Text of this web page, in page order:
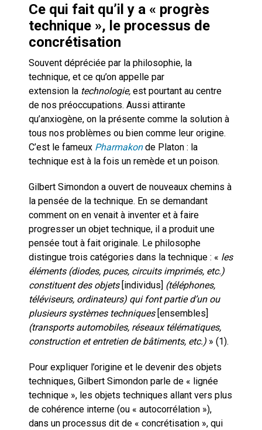
Ce qui fait qu’il y a « progrès
technique », le processus de
concrétisation
Souvent dépréciée par la philosophie, la
technique, et ce qu’on appelle par
extension la technologie, est pourtant au centre
de nos préoccupations. Aussi attirante
qu’anxiogène, on la présente comme la solution à
tous nos problèmes ou bien comme leur origine.
C’est le fameux Pharmakonde Platon : la
technique est à la fois un remède et un poison.
Gilbert Simondon a ouvert de nouveaux chemins à
la pensée de la technique. En se demandant
comment on en venait à inventer et à faire
progresser un objet technique, il a produit une
pensée tout à fait originale. Le philosophe
distingue trois catégories dans la technique : « les
éléments (diodes, puces, circuits imprimés, etc.)
constituent des objets [individus] (téléphones,
téléviseurs, ordinateurs) qui font partie d’un ou
plusieurs systèmes techniques [ensembles]
(transports automobiles, réseaux télématiques,
construction et entretien de bâtiments, etc.) » (1).
Pour expliquer l’origine et le devenir des objets
techniques, Gilbert Simondon parle de « lignée
technique », les objets techniques allant vers plus
de cohérence interne (ou « autocorrélation »),
dans un processus dit de « concrétisation », qui